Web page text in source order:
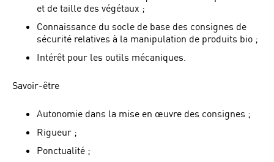
et de taille des végétaux ;
Connaissance du socle de base des consignes de
sécurité relatives à la manipulation de produits bio ;
Intérêt pour les outils mécaniques.
Savoir-être
Autonomie dans la mise en œuvre des consignes ;
Rigueur ;
Ponctualité ;